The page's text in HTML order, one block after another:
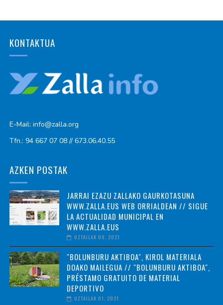
KONTAKTUA
E-Mail: info@zalla.org
Tfn.: 94 667 07 08 // 673.06.40.55
AZKEN POSTAK
JARRAI EZAZU ZALLAKO GAURKOTASUNA
WWW.ZALLA.EUS WEB ORRIALDEAN // SIGUE
LA ACTUALIDAD MUNICIPAL EN
WWW.ZALLA.EUS
UZTAILAK 09, 2021
"BOLUNBURU AKTIBOA", KIROL MATERIALA
DOAKO MAILEGUA // "BOLUNBURU AKTIBOA",
PRÉSTAMO GRATUITO DE MATERIAL
DEPORTIVO
UZTAILAK 01, 2021